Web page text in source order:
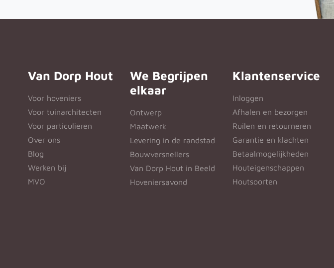
Van Dorp Hout
Voor hoveniers
Voor tuinarchitecten
Voor particulieren
Over ons
Blog
Werken bij
MVO
We Begrijpen
elkaar
Ontwerp
Maatwerk
Levering in de randstad
Bouwversnellers
Van Dorp Hout in Beeld
Hoveniersavond
Klantenservice
Inloggen
Afhalen en bezorgen
Ruilen en retourneren
Garantie en klachten
Betaalmogelijkheden
Houteigenschappen
Houtsoorten